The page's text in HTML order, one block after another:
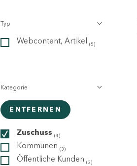
Typ
Webcontent, Artikel (5)
Kategorie
ENTFERNEN
Zuschuss (4)
Kommunen (3)
Öffentliche Kunden (3)